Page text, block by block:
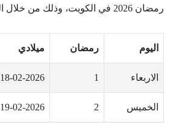
رمضان 2026 في الكويت، وذلك من خلال الجدول التالي:
اليوم رمضان ميلادي
الاربعاء 1
18-02-2026
الخميس 2
19-02-2026